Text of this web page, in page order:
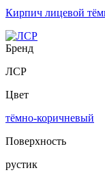
Кирпич лицевой
Бренд
ЛСР
Цвет
тёмно-коричневый
Поверхность
рустик